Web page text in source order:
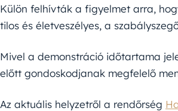
Külön felhívták a figyelmet arra,
tilos és életveszélyes, a
Mivel a demonstráció időtartama
előtt gondoskodjanak megfelelő
Az aktuális helyzetről a rendőrség